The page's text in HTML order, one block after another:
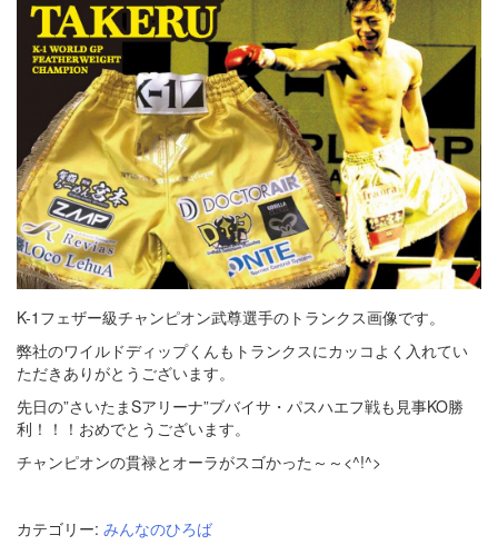
K-1フェザー級チャンピオン武尊選手のトランクス画像です。
弊社のワイルドディップくんもトランクスにカッコよく入れてい
ただきありがとうございます。
先日の”さいたまSアリーナ”ブバイサ・パスハエフ戦も見事KO勝
利！！！おめでとうございます。
チャンピオンの貫禄とオーラがスゴかった～～<^!^>
カテゴリー: みんなのひろば